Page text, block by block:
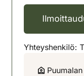
Yhteyshenkilö: